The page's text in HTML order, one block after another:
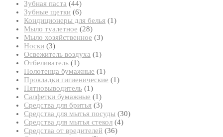
товаров
Зубная паста 4444
товара
Зубные щетки 66
товаров
Кондиционеры для белья 11
Мыло туалетное 2828
товаров
Мыло хозяйственное 33
Носки 33
товара
Освежитель воздуха 11
Отбеливатель 11
товар
Полотенца бумажные 11
товар
Прокладки гигиенические 11
Пятновыводитель 11
товар
Салфетки бумажные 11
товар
Средства для бритья 33
товара
Средства для мытья посуды 3030
Средства для мытья стекол 44
Средства от вредителей 3636